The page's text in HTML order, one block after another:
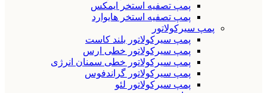
پمپ تصفیه استخر ایمکس
پمپ تصفیه استخر هایوارد
پمپ سیرکولاتور
پمپ سیرکولاتور بلند کاست
پمپ سیرکولاتور خطی ارس
پمپ سیرکولاتور خطی سمنان انرژی
پمپ سیرکولاتور گراندفوس
پمپ سیرکولاتور لئو